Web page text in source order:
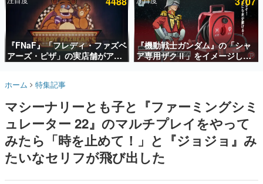
連載・特集一覧
殿堂入り記事
SNS拡散数が数千以上！ ページビュー数万以上！ などな
ど。多くの人々に読まれた、電ファミ渾身の“殿堂入り”記
事をまとめました。
名作ゲームクリエイターの方々に製作時のエピソードをお
きます。
赫本
この物語を解いてはいけない。『赫本』は、〈試験問題〉
の形をした短編ホラー小説集です。
これからのデジタルゲーム市場を担う若きクリエイター達
ありえないラインナップ
年2月下旬に稼働予定
『FNaF』「フレディ・ファズベ
アーズ・ピザ」の実店舗がアメ
リカの商業施設「American
ScottGamesとの共同開発、食
没入型のホラー体験も楽しめる
『機動戦士ガンダム』の「シャ
ア専用ザクⅡ」をイメージした
散水ホースリールが予約開始。
ホーム 特集記事
マシーナリーとも子と『ファーミングシミ
ュレーター 22』のマルチプレイをやって
みたら「時を止めて！」と『ジョジョ』み
たいなセリフが飛び出した